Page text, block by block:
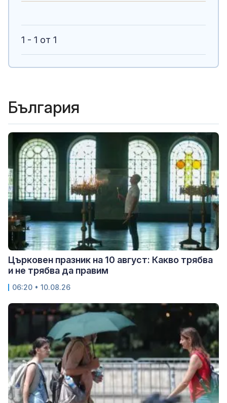
1 - 1 от 1
България
Църковен празник на 10 август: Какво трябва
и не трябва да правим
06:20 • 10.08.26